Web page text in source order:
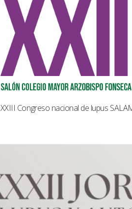
XXIII Congreso nacional de lupus